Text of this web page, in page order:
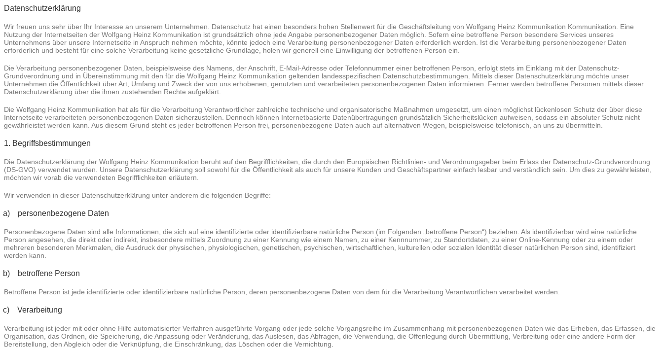
Datenschutzerklärung
Wir freuen uns sehr über Ihr Interesse an unserem Unternehmen. Datenschutz hat einen besonders hohen Stellenwert für die Geschäftsleitung von Wolfgang Heinz Kommunikation Kommunikation. Eine
Nutzung der Internetseiten der Wolfgang Heinz Kommunikation ist grundsätzlich ohne jede Angabe personenbezogener Daten möglich. Sofern eine betroffene Person besondere Services unseres
Unternehmens über unsere Internetseite in Anspruch nehmen möchte, könnte jedoch eine Verarbeitung personenbezogener Daten erforderlich werden. Ist die Verarbeitung personenbezogener Daten
erforderlich und besteht für eine solche Verarbeitung keine gesetzliche Grundlage, holen wir generell eine Einwilligung der betroffenen Person ein.
Die Verarbeitung personenbezogener Daten, beispielsweise des Namens, der Anschrift, E-Mail-Adresse oder Telefonnummer einer betroffenen Person, erfolgt stets im Einklang mit der Datenschutz-
Grundverordnung und in Übereinstimmung mit den für die Wolfgang Heinz Kommunikation geltenden landesspezifischen Datenschutzbestimmungen. Mittels dieser Datenschutzerklärung möchte unser
Unternehmen die Öffentlichkeit über Art, Umfang und Zweck der von uns erhobenen, genutzten und verarbeiteten personenbezogenen Daten informieren. Ferner werden betroffene Personen mittels dieser
Datenschutzerklärung über die ihnen zustehenden Rechte aufgeklärt.
Die Wolfgang Heinz Kommunikation hat als für die Verarbeitung Verantwortlicher zahlreiche technische und organisatorische Maßnahmen umgesetzt, um einen möglichst lückenlosen Schutz der über diese
Internetseite verarbeiteten personenbezogenen Daten sicherzustellen. Dennoch können Internetbasierte Datenübertragungen grundsätzlich Sicherheitslücken aufweisen, sodass ein absoluter Schutz nicht
gewährleistet werden kann. Aus diesem Grund steht es jeder betroffenen Person frei, personenbezogene Daten auch auf alternativen Wegen, beispielsweise telefonisch, an uns zu übermitteln.
1. Begriffsbestimmungen
Die Datenschutzerklärung der Wolfgang Heinz Kommunikation beruht auf den Begrifflichkeiten, die durch den Europäischen Richtlinien- und Verordnungsgeber beim Erlass der Datenschutz-Grundverordnung
(DS-GVO) verwendet wurden. Unsere Datenschutzerklärung soll sowohl für die Öffentlichkeit als auch für unsere Kunden und Geschäftspartner einfach lesbar und verständlich sein. Um dies zu gewährleisten,
möchten wir vorab die verwendeten Begrifflichkeiten erläutern.
Wir verwenden in dieser Datenschutzerklärung unter anderem die folgenden Begriffe:
a) personenbezogene Daten
Personenbezogene Daten sind alle Informationen, die sich auf eine identifizierte oder identifizierbare natürliche Person (im Folgenden „betroffene Person“) beziehen. Als identifizierbar wird eine natürliche
Person angesehen, die direkt oder indirekt, insbesondere mittels Zuordnung zu einer Kennung wie einem Namen, zu einer Kennnummer, zu Standortdaten, zu einer Online-Kennung oder zu einem oder
mehreren besonderen Merkmalen, die Ausdruck der physischen, physiologischen, genetischen, psychischen, wirtschaftlichen, kulturellen oder sozialen Identität dieser natürlichen Person sind, identifiziert
werden kann.
b) betroffene Person
Betroffene Person ist jede identifizierte oder identifizierbare natürliche Person, deren personenbezogene Daten von dem für die Verarbeitung Verantwortlichen verarbeitet werden.
c) Verarbeitung
Verarbeitung ist jeder mit oder ohne Hilfe automatisierter Verfahren ausgeführte Vorgang oder jede solche Vorgangsreihe im Zusammenhang mit personenbezogenen Daten wie das Erheben, das Erfassen, die
Organisation, das Ordnen, die Speicherung, die Anpassung oder Veränderung, das Auslesen, das Abfragen, die Verwendung, die Offenlegung durch Übermittlung, Verbreitung oder eine andere Form der
Bereitstellung, den Abgleich oder die Verknüpfung, die Einschränkung, das Löschen oder die Vernichtung.